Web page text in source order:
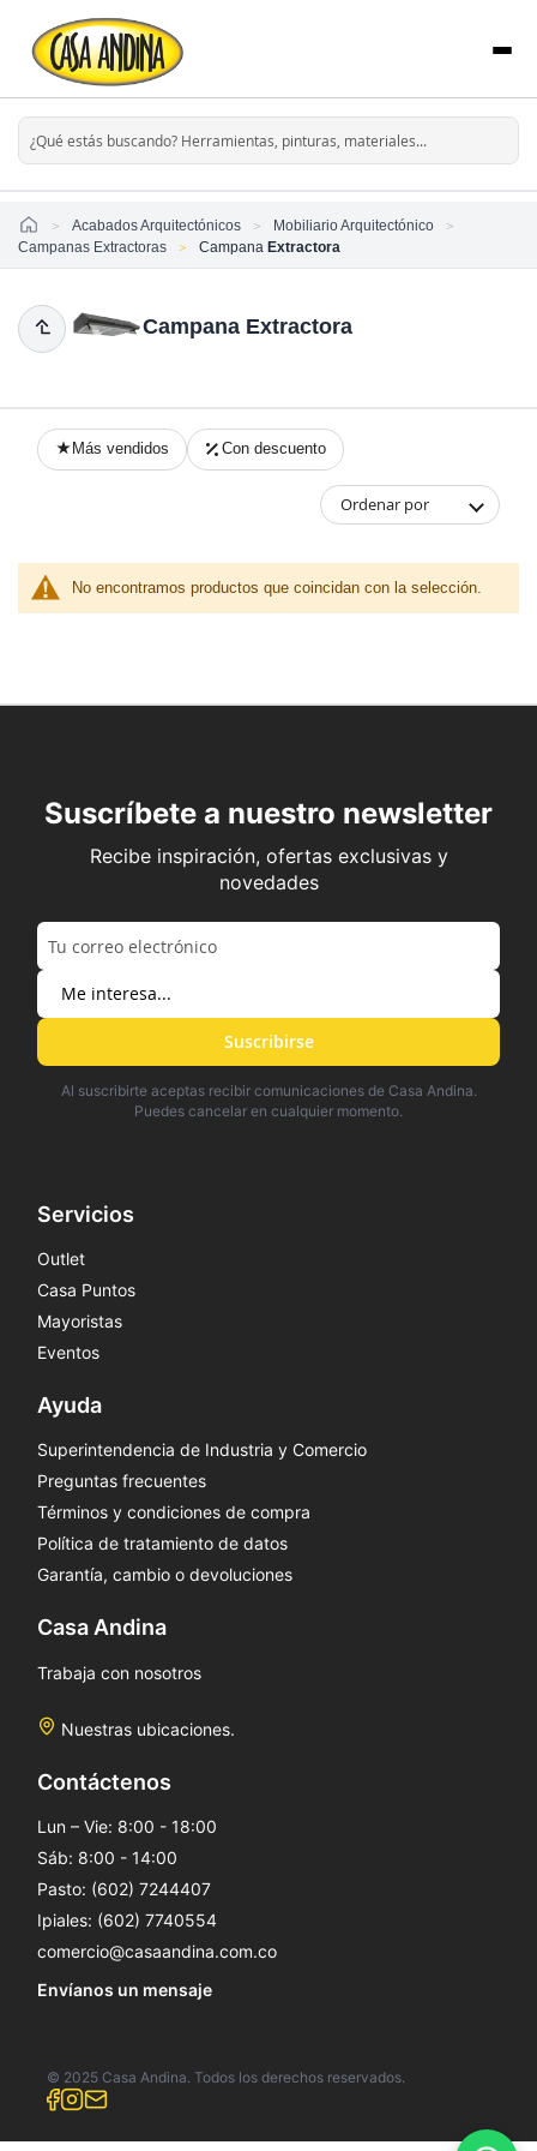
HomeAcabados Arquitectónicos
Mobiliario Arquitectónico
Campanas Extractoras
Campana Extractora
Campana Extractora
Más vendidos Con descuento
Ordenar por
No encontramos productos que coincidan con la selección.
Suscríbete a nuestro newsletter
Recibe inspiración, ofertas exclusivas y
novedades
Suscribirse
Al suscribirte aceptas recibir comunicaciones de Casa Andina.
Puedes cancelar en cualquier momento.
Servicios
Outlet
Casa Puntos
Mayoristas
Eventos
Ayuda
Superintendencia de Industria y Comercio
Preguntas frecuentes
Términos y condiciones de compra
Política de tratamiento de datos
Garantía, cambio o devoluciones
Casa Andina
Trabaja con nosotros
Nuestras ubicaciones.
Contáctenos
Lun – Vie: 8:00 - 18:00
Sáb: 8:00 - 14:00
Pasto: (602) 7244407
Ipiales: (602) 7740554
comercio@casaandina.com.co
Envíanos un mensaje
© 2025 Casa Andina. Todos los derechos reservados.